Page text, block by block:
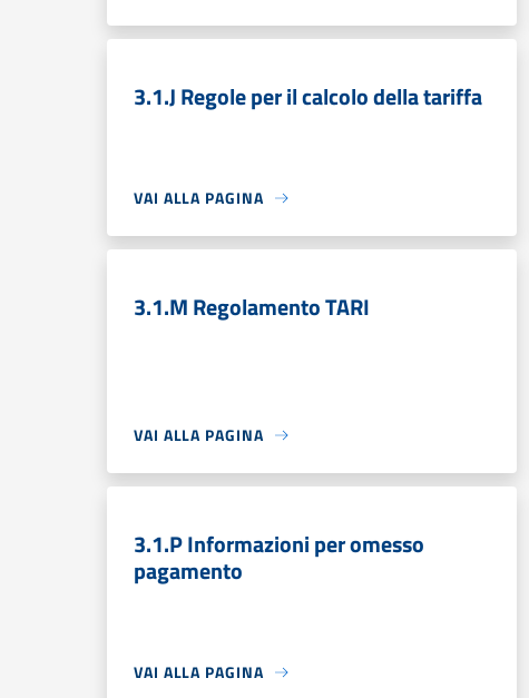
3.1.J Regole per il calcolo della tariffa
VAI ALLA PAGINA
3.1.M Regolamento TARI
VAI ALLA PAGINA
3.1.P Informazioni per omesso
pagamento
VAI ALLA PAGINA